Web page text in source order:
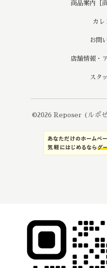
商品案内［
カレ
お問
店舗情報・
スタ
©2026 Reposer (ルポ